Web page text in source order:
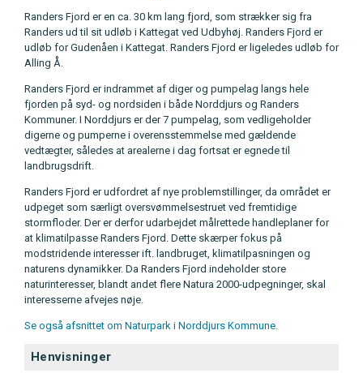
Randers Fjord er en ca. 30 km lang fjord, som strækker sig fra
Randers ud til sit udløb i Kattegat ved Udbyhøj. Randers Fjord er
udløb for Gudenåen i Kattegat. Randers Fjord er ligeledes udløb for
Alling Å.
Randers Fjord er indrammet af diger og pumpelag langs hele
fjorden på syd- og nordsiden i både Norddjurs og Randers
Kommuner. I Norddjurs er der 7 pumpelag, som vedligeholder
digerne og pumperne i overensstemmelse med gældende
vedtægter, således at arealerne i dag fortsat er egnede til
landbrugsdrift.
Randers Fjord er udfordret af nye problemstillinger, da området er
udpeget som særligt oversvømmelsestruet ved fremtidige
stormfloder. Der er derfor udarbejdet målrettede handleplaner for
at klimatilpasse Randers Fjord. Dette skærper fokus på
modstridende interesser ift. landbruget, klimatilpasningen og
naturens dynamikker. Da Randers Fjord indeholder store
naturinteresser, blandt andet flere Natura 2000-udpegninger, skal
interesserne afvejes nøje.
Se også afsnittet om Naturpark i Norddjurs Kommune.
Henvisninger